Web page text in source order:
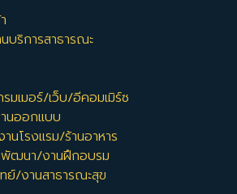
บริการสาธารณะ
มเมอร์/เว็บ/อีคอมเมิร์ซ
นออกแบบ
นโรงแรม/ร้านอาหาร
ฒนา/งานฝึกอบรม
ย์/งานสาธารณะสุข